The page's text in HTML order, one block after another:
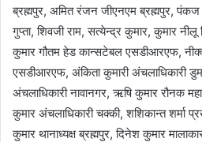
ब्रह्मपुर, अमित रंजन जीएनएम ब्रह्मपुर, पंकज
गुप्ता, शिवजी राम, सत्येन्द्र कुमार, कुमार
कुमार गौतम हेड कान्सटेबल एसडीआरएफ,
एसडीआरएफ, अंकिता कुमारी अंचलाधिकारी
अंचलाधिकारी नावानगर, ऋषि कुमार रौनक
कुमार अंचलाधिकारी चक्की, शशिकान्त शर्मा
कुमार थानाध्यक्ष ब्रह्मपुर, दिनेश कुमार